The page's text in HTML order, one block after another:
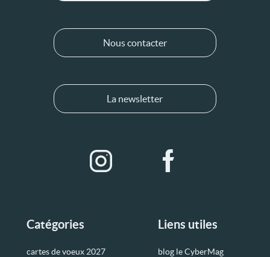
Catégories
cartes de voeux 2027
Liens utiles
blog le CyberMag
Nous contacter
La newsletter